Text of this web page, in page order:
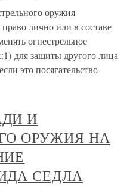
оружия
лично или в составе
огнестрельное
для защиты другого лица
это посягательство
И
ОРУЖИЯ НА
СЕДЛА